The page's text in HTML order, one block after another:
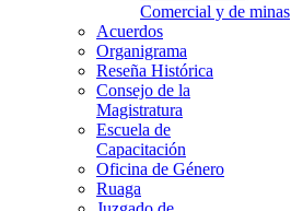
Comercial y de minas
Acuerdos
Organigrama
Reseña Histórica
Consejo de la
Magistratura
Escuela de
Capacitación
Oficina de Género
Ruaga